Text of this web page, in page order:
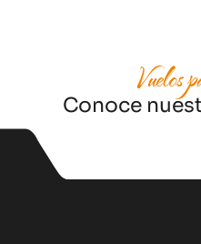
Vuelos
Conoce